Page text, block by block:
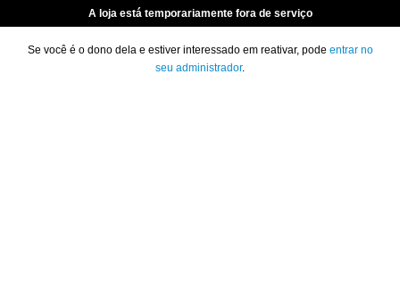
A loja está temporariamente fora de serviço
Se você é o dono dela e estiver interessado em reativar, pode entrar no
seu administrador.